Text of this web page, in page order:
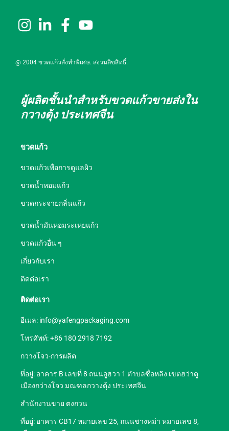
@ 2004 ขวดแก้วสั่งทำพิเศษ. สงวนลิขสิทธิ์.
ผู้ผลิตชั้นนำสำหรับขวดแก้วขายส่งใน
กวางตุ้ง ประเทศจีน
ขวดแก้ว
ขวดแก้วเพื่อการดูแลผิว
ขวดน้ำหอมแก้ว
ขวดกระจายกลิ่นแก้ว
ขวดน้ำมันหอมระเหยแก้ว
ขวดแก้วอื่น ๆ
เกี่ยวกับเรา
ติดต่อเรา
ติดต่อเรา
อีเมล: info@yafengpackaging.com
โทรศัพท์: +86 180 2918 7192
กวางโจว-การผลิต
ที่อยู่: อาคาร B เลขที่ 8 ถนนอูฮวา 1 ตำบลซื่อหลิง เขตฮว่าตู
เมืองกว่างโจว มณฑลกวางตุ้ง ประเทศจีน
สำนักงานขาย ตงกวน
ที่อยู่: อาคาร CB17 หมายเลข 25, ถนนชางหม่า หมายเลข 8,